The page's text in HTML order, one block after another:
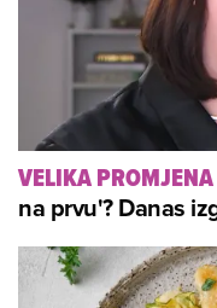
VELIKA PROMJENA
na prvu'? Danas